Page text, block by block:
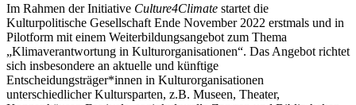
Im Rahmen der Initiative Culture4Climate startet die
Kulturpolitische Gesellschaft Ende November 2022 erstmals und in
Pilotform mit einem Weiterbildungsangebot zum Thema
„Klimaverantwortung in Kulturorganisationen“. Das Angebot richtet
sich insbesondere an aktuelle und künftige
Entscheidungsträger*innen in Kulturorganisationen
unterschiedlicher Kultursparten, z.B. Museen, Theater,